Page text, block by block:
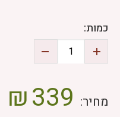
כמות:
מחיר: 339
₪